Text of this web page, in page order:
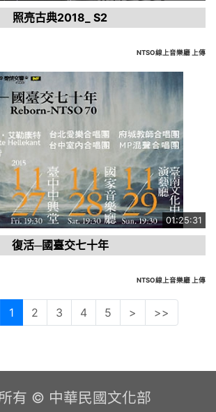
照亮古典2018_ S2
NTSO線上音樂廳 上傳
01:25:31
復活─國臺交七十年
NTSO線上音樂廳 上傳
1 2 3 4 5 > >>
有 © 中華民國文化部